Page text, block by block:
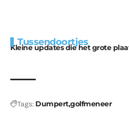
Tussendoortjes
Kleine updates die het grote
voor kabouters
Tags: Dumpertgolfmeneer